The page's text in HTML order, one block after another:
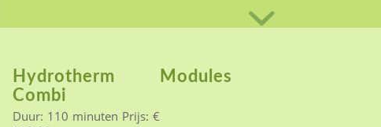
Hydrotherm
Combi
Duur: 110 minuten Prijs: €
Modules